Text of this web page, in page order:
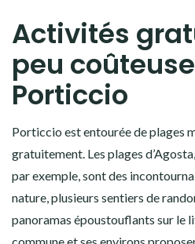
Activités
peu
Porticcio
Porticcio est entourée de plages
gratuitement. Les plages
par exemple, sont des
nature, plusieurs sentiers de
panoramas époustouflants sur le